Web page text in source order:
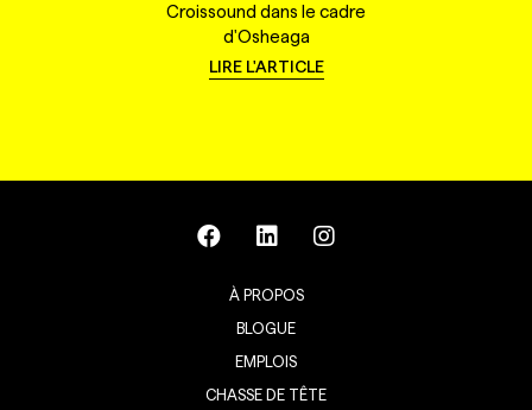
Croissound dans le cadre
d'Osheaga
LIRE L'ARTICLE
À PROPOS
BLOGUE
EMPLOIS
CHASSE DE TÊTE